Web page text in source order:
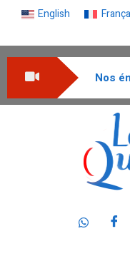
English
Nos